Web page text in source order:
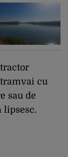
cu
sau de
lipsesc.